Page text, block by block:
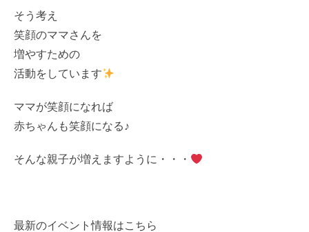
そう考え
笑顔のママさんを
増やすための
活動をしています
ママが笑顔になれば
赤ちゃんも笑顔になる♪
そんな親子が増えますように・・・
最新のイベント情報はこちら